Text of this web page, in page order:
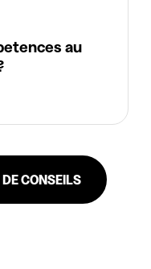
au
CONSEILS